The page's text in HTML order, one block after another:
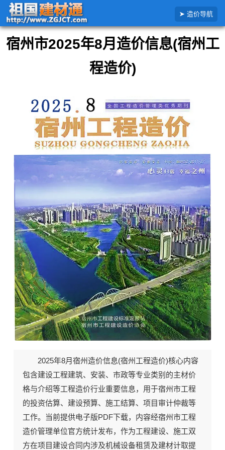
价
信
息
造价导航
首页 安徽省 宿州市 2025年
宿州市2025年8月造价信息(宿州工
程造价)
2025年8月宿州造价信息(宿州工程造价)核心内容
包含建设工程建筑、安装、市政等专业类别的主材价
格与介绍等工程造价行业重要信息，用于宿州市工程
的投资估算、建设预算、施工结算、项目审计仲裁等
工作。当前提供电子版PDF下载，内容经宿州市工程
造价管理单位官方统计发布，作为工程建设、施工双
方在项目建设合同内涉及机械设备租赁及建材计取提